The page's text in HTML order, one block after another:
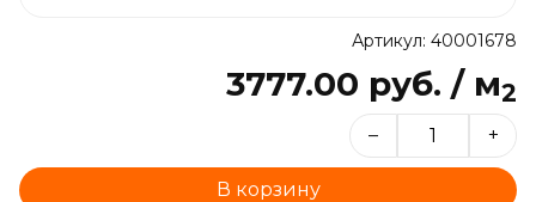
Артикул: 40001678
3777.00 руб. / м2
– +
В корзину